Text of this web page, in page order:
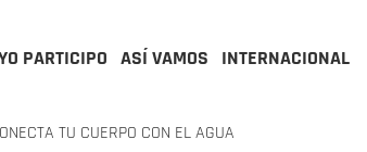
PARTICIPO ASÍ VAMOS INTERNACIONAL
TU CUERPO CON EL AGUA